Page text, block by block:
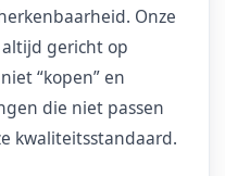
Onze
gericht op
“kopen” en
die niet passen
kwaliteitsstandaard.